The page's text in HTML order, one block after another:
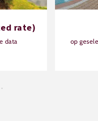
rate)
data op